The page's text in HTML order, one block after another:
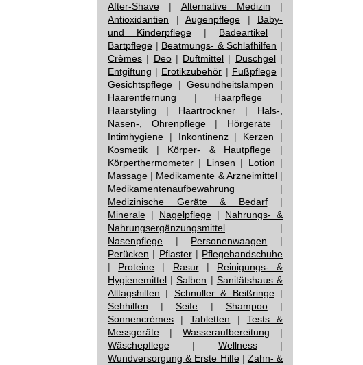
After-Shave | Alternative Medizin |
Antioxidantien | Augenpflege | Baby-
und Kinderpflege | Badeartikel |
Bartpflege | Beatmungs- & Schlafhilfen |
Crèmes | Deo| Duftmittel | Duschgel|
Entgiftung | Erotikzubehör | Fußpflege|
Gesichtspflege |Gesundheitslampen |
Haarentfernung | Haarpflege |
Haarstyling | Haartrockner | Hals-,
Nasen-, Ohrenpflege| Hörgeräte|
Intimhygiene | Inkontinenz| Kerzen |
Kosmetik | Körper- & Hautpflege |
Körperthermometer | Linsen | Lotion |
Massage | Medikamente & Arzneimittel|
Medikamentenaufbewahrung |
Medizinische Geräte & Bedarf|
Minerale | Nagelpflege | Nahrungs- &
Nahrungsergänzungsmittel |
Nasenpflege | Personenwaagen |
Perücken | Pflaster| Pflegehandschuhe
| Proteine | Rasur| Reinigungs- &
Hygienemittel |Salben | Sanitätshaus &
Alltagshilfen | Schnuller & Beißringe|
Sehhilfen |Seife | Shampoo|
Sonnencrèmes |Tabletten | Tests &
Messgeräte | Wasseraufbereitung |
Wäschepflege | Wellness|
Wundversorgung & Erste Hilfe| Zahn- &